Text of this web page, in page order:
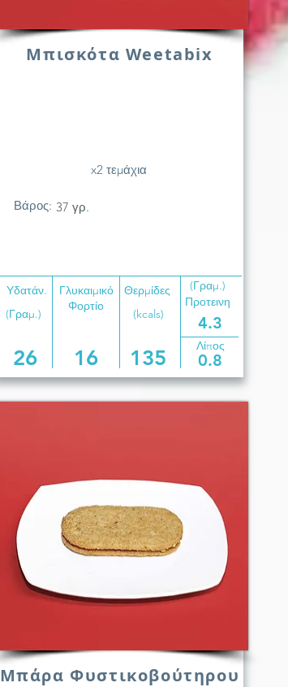
Μπισκότα Weetabix
x2 τεμάχια
Βάρος: 37 γρ.
Υδατάν.
Γλυκαιμικό
Φορτίο
(Γραμ.)
Θερμίδες
(kcals)
Προτεινη
4.3
(Γραμ.)
26 16 135 Λίπος
0.8
Μπάρα Φυστικοβούτηρου